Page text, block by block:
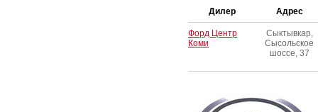
Дилер Адрес
Форд Центр
Коми
Сыктывкар,
Сысольское
шоссе, 37